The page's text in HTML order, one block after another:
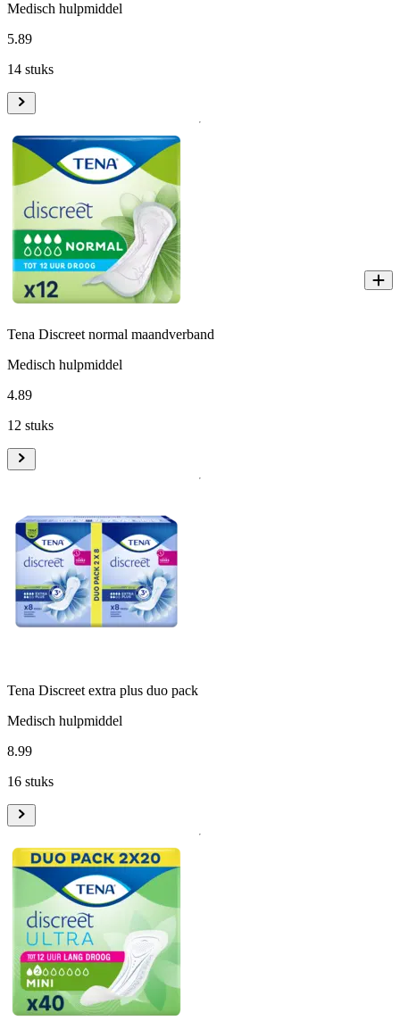
Medisch hulpmiddel
5.89
14 stuks
Tena Discreet normal maandverband
Medisch hulpmiddel
4.89
12 stuks
Tena Discreet extra plus duo pack
Medisch hulpmiddel
8.99
16 stuks